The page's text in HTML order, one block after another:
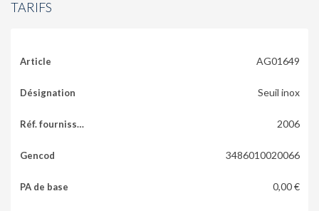
TARIFS
AG01649
Seuil inox
2006
3486010020066
0,00 €